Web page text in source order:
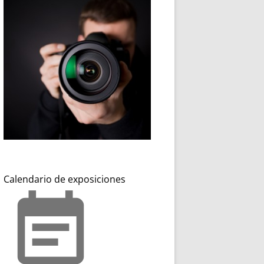
Calendario de exposiciones
event_note